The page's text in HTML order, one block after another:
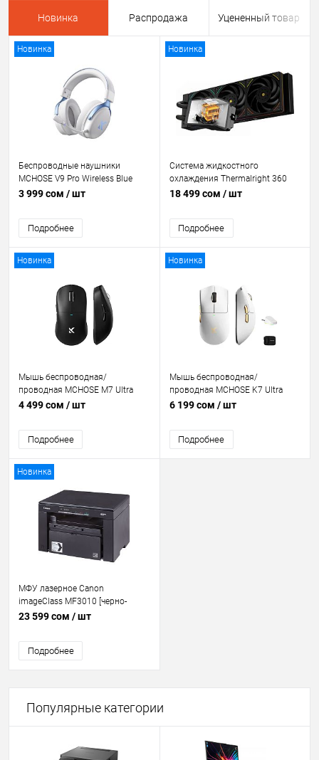
Новинка Распродажа Уцененный товар
Новинка
Беспроводные наушники
MCHOSE V9 Pro Wireless Blue
[синий, 7.1, BT + 2.4 ГГц, 53 мм,
3 999 сом / шт
Подробнее
Новинка
Система жидкостного
охлаждения Thermalright 360
WV ARGB BK [120 мм — три
алюминий, ARGB-подсветка,
большой LCD-дисплей]
18 499 сом / шт
Подробнее
Новинка
Мышь беспроводная/
проводная MCHOSE M7 Ultra
черный [400–42 000 dpi, USB
кнопки – 5]
4 499 сом / шт
Подробнее
Новинка
Мышь беспроводная/
проводная MCHOSE K7 Ultra
белый [400–42 000 dpi, USB
кнопки – 5]
6 199 сом / шт
Подробнее
Новинка
МФУ лазерное Canon
imageClass MF3010 [черно-
белая печать, A4, 1200x600 dpi,
23 599 сом / шт
Подробнее
Популярные категории